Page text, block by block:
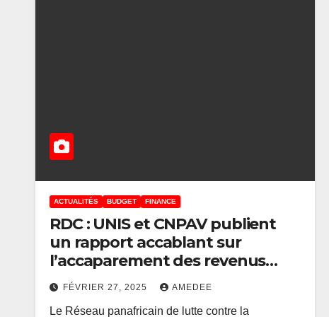
ACTUALITÉS BUDGET FINANCE
RDC : UNIS et CNPAV publient
un rapport accablant sur
l’accaparement des revenus
publics par l’élite politique
FÉVRIER 27, 2025 AMEDEE
Le Réseau panafricain de lutte contre la